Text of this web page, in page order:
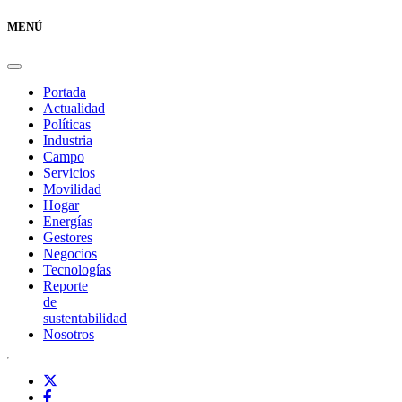
MENÚ
Portada
Actualidad
Políticas
Industria
Campo
Servicios
Movilidad
Hogar
Energías
Gestores
Negocios
Tecnologías
Reporte
de
sustentabilidad
Nosotros